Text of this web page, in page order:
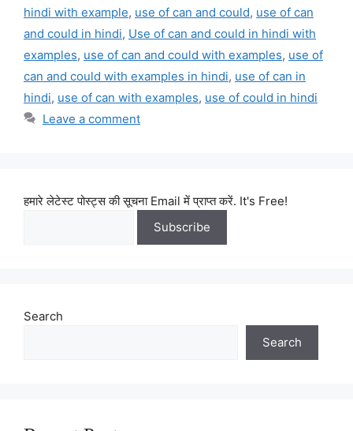
hindi with example, use of can and could, use of can
and could in hindi, Use of can and could in hindi with
examples, use of can and could with examples, use of
can and could with examples in hindi, use of can in
hindi, use of can with examples, use of could in hindi
Leave a comment
हमारे लेटेस्ट पोस्ट्स की सूचना Email में प्राप्त करें. It's Free!
Search
Search